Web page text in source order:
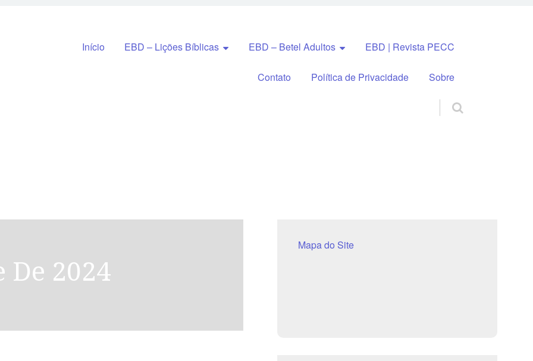
Pular para o conteúdo
Início EBD – Lições Bíblicas EBD – Betel Adultos EBD | Revista PECC
Contato Política de Privacidade Sobre
De 2024
Mapa do Site